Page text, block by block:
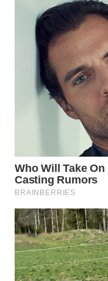
WN
PRIANGAN
TIMUR
WN
SEMARANG
WN
BOROBUDUR
MADURA
WN
SURABAYA